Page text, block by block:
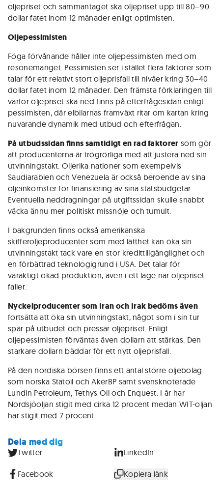
oljepriset och sammantaget ska oljepriset upp till 80–90
dollar fatet inom 12 månader enligt optimisten.
Oljepessimisten
Föga förvånande håller inte oljepessimisten med om
resonemanget. Pessimisten ser i stället flera faktorer som
talar för ett relativt stort oljeprisfall till nivåer kring 30–40
dollar fatet inom 12 månader. Den främsta förklaringen till
varför oljepriset ska ned finns på efterfrågesidan enligt
pessimisten, där elbilarnas framväxt ritar om kartan kring
nuvarande dynamik med utbud och efterfrågan.
På utbudssidan finns samtidigt en rad faktorer som gör
att producenterna är trögrörliga med att justera ned sin
utvinningstakt. Oljerika nationer som exempelvis
Saudiarabien och Venezuela är också beroende av sina
oljeinkomster för finansiering av sina statsbudgetar.
Eventuella neddragningar på utgiftssidan skulle snabbt
väcka ännu mer politiskt missnöje och tumult.
I bakgrunden finns också amerikanska
skifferoljeproducenter som med lätthet kan öka sin
utvinningstakt tack vare en stor kredittillgänglighet och
en förbättrad teknologigrund i USA. Det talar för
varaktigt ökad produktion, även i ett läge när oljepriset
faller.
Nyckelproducenter som Iran och Irak bedöms även
fortsätta att öka sin utvinningstakt, något som i sin tur
spär på utbudet och pressar oljepriset. Enligt
oljepessimisten förväntas även dollarn att stärkas. Den
starkare dollarn bäddar för ett nytt oljeprisfall.
På den nordiska börsen finns ett antal större oljebolag
som norska Statoil och AkerBP samt svensknoterade
Lundin Petroleum, Tethys Oil och Enquest. I år har
Nordsjöoljan stigit med cirka 12 procent medan WIT-oljan
har stigit med 7 procent.
Dela med dig
Twitter LinkedIn
Facebook Kopiera länk